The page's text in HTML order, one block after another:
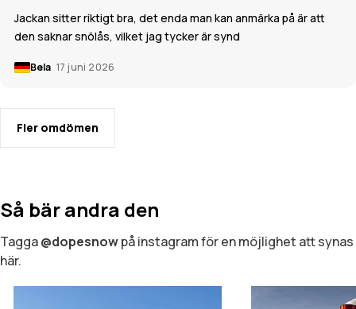
Jackan sitter riktigt bra, det enda man kan anmärka på är att
den saknar snölås, vilket jag tycker är synd
Bela 17 juni 2026
Fler omdömen
Så bär andra den
Tagga@dopesnowpå instagram för en möjlighet att synas
här.